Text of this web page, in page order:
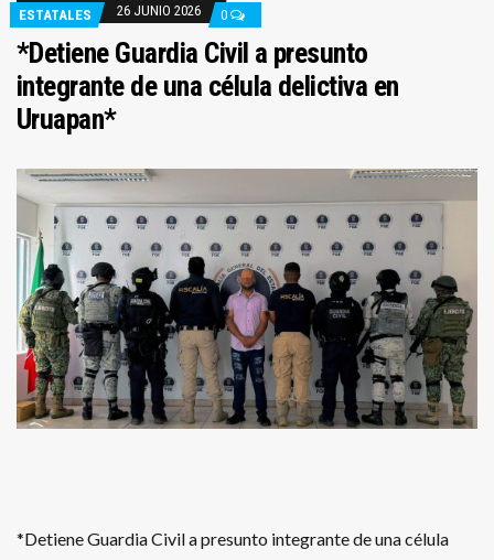
ESTATALES 26 JUNIO 2026 0
*Detiene Guardia Civil a presunto
integrante de una célula delictiva en
Uruapan*
*Detiene Guardia Civil a presunto integrante de una célula